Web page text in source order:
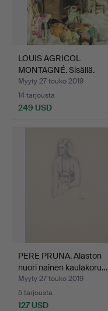
LOUIS AGRICOL
MONTAGNÉ. Sisällä.
Myyty 27 touko 2019
14 tarjousta
249 USD
PERE PRUNA. Alaston
nuori nainen kaulakoru…
Myyty 27 touko 2019
5 tarjousta
127 USD